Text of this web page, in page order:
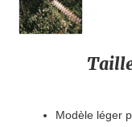
Modèle léger